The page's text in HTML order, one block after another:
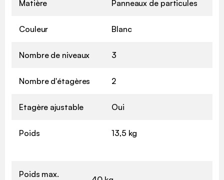
Matière Panneaux de particules
Couleur Blanc
Nombre de niveaux 3
Nombre d'étagères 2
Etagère ajustable Oui
Poids 13,5 kg
Poids max.